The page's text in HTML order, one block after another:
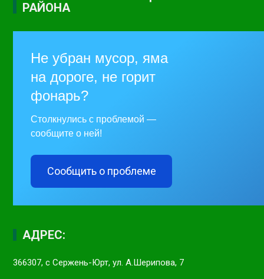
РАЙОНА
Не убран мусор, яма
на дороге, не горит
фонарь?
Столкнулись с проблемой —
сообщите о ней!
Сообщить о проблеме
АДРЕС:
366307, с Сержень-Юрт, ул. А.Шерипова, 7